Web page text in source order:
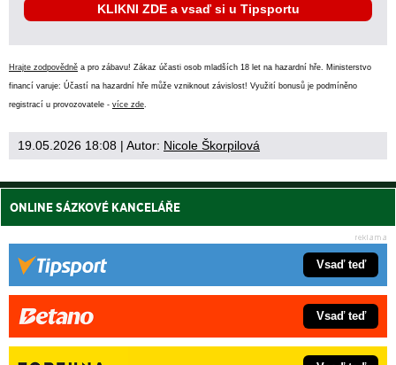
KLIKNI ZDE a vsaď si u Tipsportu
Hrajte zodpovědně a pro zábavu! Zákaz účasti osob mladších 18 let na hazardní hře. Ministerstvo
financí varuje: Účastí na hazardní hře může vzniknout závislost! Využití bonusů je podmíněno
registrací u provozovatele - více zde.
19.05.2026 18:08 | Autor: Nicole Škorpilová
ONLINE SÁZKOVÉ KANCELÁŘE
Vsaď teď
Vsaď teď